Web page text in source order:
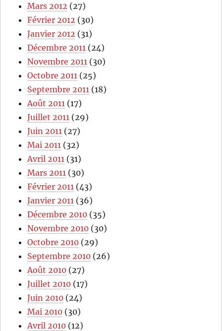
Mars 2012 (27)
Février 2012 (30)
Janvier 2012 (31)
Décembre 2011 (24)
Novembre 2011 (30)
Octobre 2011 (25)
Septembre 2011 (18)
Août 2011 (17)
Juillet 2011 (29)
Juin 2011 (27)
Mai 2011 (32)
Avril 2011 (31)
Mars 2011 (30)
Février 2011 (43)
Janvier 2011 (36)
Décembre 2010 (35)
Novembre 2010 (30)
Octobre 2010 (29)
Septembre 2010 (26)
Août 2010 (27)
Juillet 2010 (17)
Juin 2010 (24)
Mai 2010 (30)
Avril 2010 (12)